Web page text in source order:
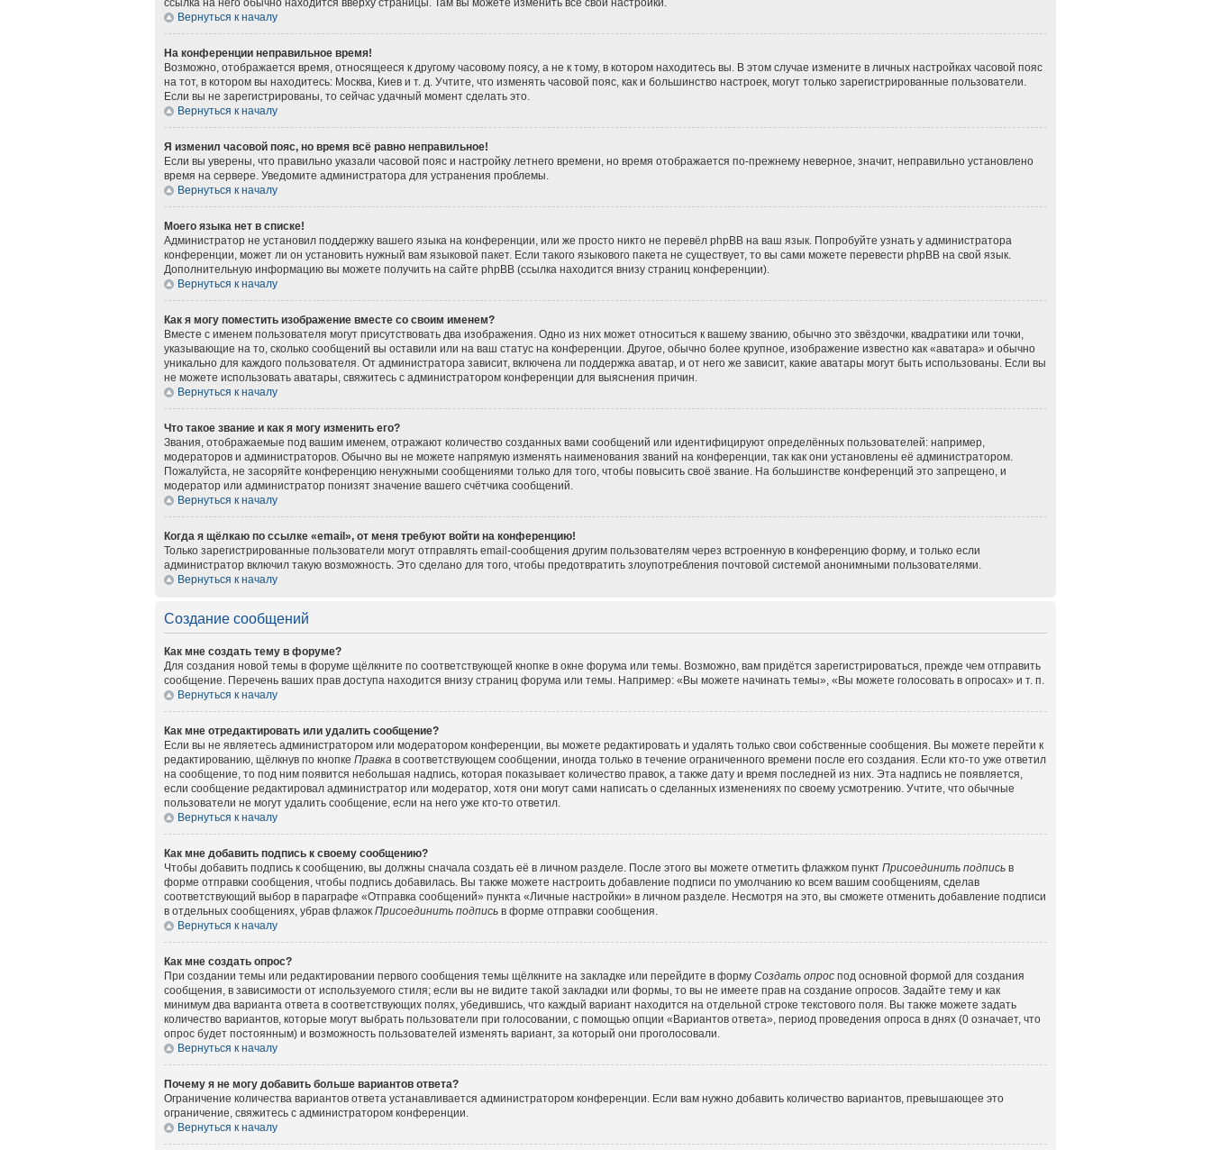
ссылка на него обычно находится вверху страницы. Там вы можете изменить все свои настройки.
Вернуться к началу
На конференции неправильное время!
Возможно, отображается время, относящееся к другому часовому поясу, а не к тому, в котором находитесь вы. В этом случае измените в личных настройках часовой пояс
на тот, в котором вы находитесь: Москва, Киев и т. д. Учтите, что изменять часовой пояс, как и большинство настроек, могут только зарегистрированные пользователи.
Если вы не зарегистрированы, то сейчас удачный момент сделать это.
Вернуться к началу
Я изменил часовой пояс, но время всё равно неправильное!
Если вы уверены, что правильно указали часовой пояс и настройку летнего времени, но время отображается по-прежнему неверное, значит, неправильно установлено
время на сервере. Уведомите администратора для устранения проблемы.
Вернуться к началу
Моего языка нет в списке!
Администратор не установил поддержку вашего языка на конференции, или же просто никто не перевёл phpBB на ваш язык. Попробуйте узнать у администратора
конференции, может ли он установить нужный вам языковой пакет. Если такого языкового пакета не существует, то вы сами можете перевести phpBB на свой язык.
Дополнительную информацию вы можете получить на сайте phpBB (ссылка находится внизу страниц конференции).
Вернуться к началу
Как я могу поместить изображение вместе со своим именем?
Вместе с именем пользователя могут присутствовать два изображения. Одно из них может относиться к вашему званию, обычно это звёздочки, квадратики или точки,
указывающие на то, сколько сообщений вы оставили или на ваш статус на конференции. Другое, обычно более крупное, изображение известно как «аватара» и обычно
уникально для каждого пользователя. От администратора зависит, включена ли поддержка аватар, и от него же зависит, какие аватары могут быть использованы. Если вы
не можете использовать аватары, свяжитесь с администратором конференции для выяснения причин.
Вернуться к началу
Что такое звание и как я могу изменить его?
Звания, отображаемые под вашим именем, отражают количество созданных вами сообщений или идентифицируют определённых пользователей: например,
модераторов и администраторов. Обычно вы не можете напрямую изменять наименования званий на конференции, так как они установлены её администратором.
Пожалуйста, не засоряйте конференцию ненужными сообщениями только для того, чтобы повысить своё звание. На большинстве конференций это запрещено, и
модератор или администратор понизят значение вашего счётчика сообщений.
Вернуться к началу
Когда я щёлкаю по ссылке «email», от меня требуют войти на конференцию!
Только зарегистрированные пользователи могут отправлять email-сообщения другим пользователям через встроенную в конференцию форму, и только если
администратор включил такую возможность. Это сделано для того, чтобы предотвратить злоупотребления почтовой системой анонимными пользователями.
Вернуться к началу
Создание сообщений
Как мне создать тему в форуме?
Для создания новой темы в форуме щёлкните по соответствующей кнопке в окне форума или темы. Возможно, вам придётся зарегистрироваться, прежде чем отправить
сообщение. Перечень ваших прав доступа находится внизу страниц форума или темы. Например: «Вы можете начинать темы», «Вы можете голосовать в опросах» и т. п.
Вернуться к началу
Как мне отредактировать или удалить сообщение?
Если вы не являетесь администратором или модератором конференции, вы можете редактировать и удалять только свои собственные сообщения. Вы можете перейти к
редактированию, щёлкнув по кнопке Правка в соответствующем сообщении, иногда только в течение ограниченного времени после его создания. Если кто-то уже ответил
на сообщение, то под ним появится небольшая надпись, которая показывает количество правок, а также дату и время последней из них. Эта надпись не появляется,
если сообщение редактировал администратор или модератор, хотя они могут сами написать о сделанных изменениях по своему усмотрению. Учтите, что обычные
пользователи не могут удалить сообщение, если на него уже кто-то ответил.
Вернуться к началу
Как мне добавить подпись к своему сообщению?
Чтобы добавить подпись к сообщению, вы должны сначала создать её в личном разделе. После этого вы можете отметить флажком пункт Присоединить подпись в
форме отправки сообщения, чтобы подпись добавилась. Вы также можете настроить добавление подписи по умолчанию ко всем вашим сообщениям, сделав
соответствующий выбор в параграфе «Отправка сообщений» пункта «Личные настройки» в личном разделе. Несмотря на это, вы сможете отменить добавление подписи
в отдельных сообщениях, убрав флажок Присоединить подпись в форме отправки сообщения.
Вернуться к началу
Как мне создать опрос?
При создании темы или редактировании первого сообщения темы щёлкните на закладке или перейдите в форму Создать опрос под основной формой для создания
сообщения, в зависимости от используемого стиля; если вы не видите такой закладки или формы, то вы не имеете прав на создание опросов. Задайте тему и как
минимум два варианта ответа в соответствующих полях, убедившись, что каждый вариант находится на отдельной строке текстового поля. Вы также можете задать
количество вариантов, которые могут выбрать пользователи при голосовании, с помощью опции «Вариантов ответа», период проведения опроса в днях (0 означает, что
опрос будет постоянным) и возможность пользователей изменять вариант, за который они проголосовали.
Вернуться к началу
Почему я не могу добавить больше вариантов ответа?
Ограничение количества вариантов ответа устанавливается администратором конференции. Если вам нужно добавить количество вариантов, превышающее это
ограничение, свяжитесь с администратором конференции.
Вернуться к началу